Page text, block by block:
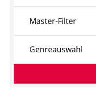
Master-Filter
Genreauswahl